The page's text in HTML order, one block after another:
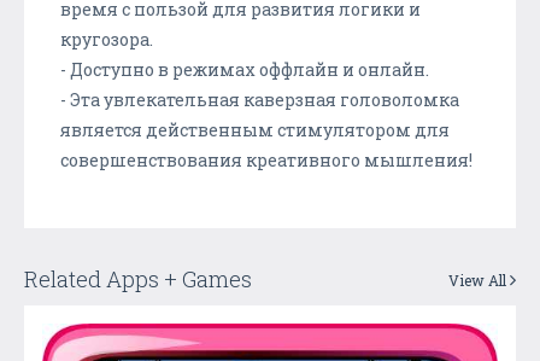
время с пользой для развития логики и
кругозора.
- Доступно в режимах оффлайн и онлайн.
- Эта увлекательная каверзная головоломка
является действенным стимулятором для
совершенствования креативного мышления!
Related Apps + Games View All